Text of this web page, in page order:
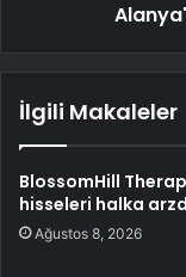
İlgili Makaleler
BlossomHill
hisseleri halka
Ağustos 8, 2026